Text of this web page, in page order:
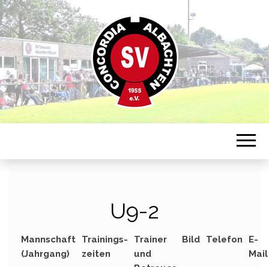
CONCORDIA
ALBACHTEN
Sportverein in Münster-Albachten
U9-2
Mannschaft
(Jahrgang)
Trainings-
zeiten
Trainer
und
Bild Telefon
E-
Mail